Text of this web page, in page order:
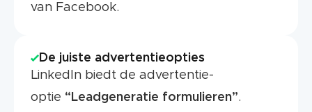
van Facebook.
De juiste advertentieopties
LinkedIn biedt de advertentie-
optie “Leadgeneratie formulieren”.